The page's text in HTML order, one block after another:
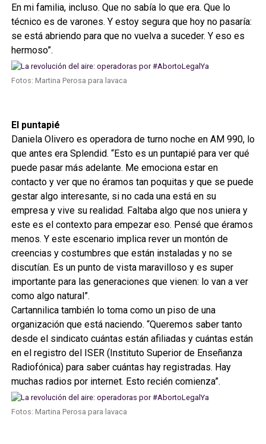
En mi familia, incluso. Que no sabía lo que era. Que lo
técnico es de varones. Y estoy segura que hoy no pasaría:
se está abriendo para que no vuelva a suceder. Y eso es
hermoso”.
Fotos: Martina Perosa para lavaca
El puntapié
Daniela Olivero es operadora de turno noche en AM 990, lo
que antes era Splendid. “Esto es un puntapié para ver qué
puede pasar más adelante. Me emociona estar en
contacto y ver que no éramos tan poquitas y que se puede
gestar algo interesante, si no cada una está en su
empresa y vive su realidad. Faltaba algo que nos uniera y
este es el contexto para empezar eso. Pensé que éramos
menos. Y este escenario implica rever un montón de
creencias y costumbres que están instaladas y no se
discutían. Es un punto de vista maravilloso y es super
importante para las generaciones que vienen: lo van a ver
como algo natural”.
Cartannilica también lo toma como un piso de una
organización que está naciendo. “Queremos saber tanto
desde el sindicato cuántas están afiliadas y cuántas están
en el registro del ISER (Instituto Superior de Enseñanza
Radiofónica) para saber cuántas hay registradas. Hay
muchas radios por internet. Esto recién comienza”.
Fotos: Martina Perosa para lavaca